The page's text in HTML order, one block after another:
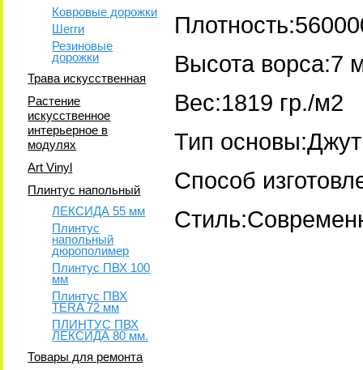
Ковровые дорожки
Шегги
Резиновые
дорожки
Трава искусственная
Растение
искусственное
интерьерное в
модулях
Art Vinyl
Плинтус напольный
ЛЕКСИДА 55 мм
Плинтус
напольный
дюрополимер
Плинтус ПВХ 100
мм
Плинтус ПВХ
TERA 72 мм
ПЛИНТУС ПВХ
ЛЕКСИДА 80 мм.
Товары для ремонта
Высота ворса:7
Вес:1819 гр./м2
Тип основы:Джут
Способ